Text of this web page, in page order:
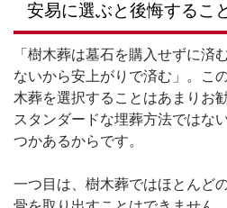
安易に選ぶと後悔する
「樹木葬は墓石を購入せずに済
ないから安上がりで済む」。こ
木葬を選択することはあまりお
スタンダードな埋葬方法ではな
つかあるからです。
一つ目は、樹木葬ではほとんど